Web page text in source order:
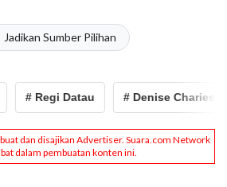
Jadikan Sumber Pilihan
# Regi Datau # Denise Chariesta